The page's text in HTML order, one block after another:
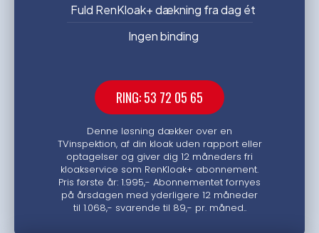
Fuld RenKloak+ dækning fra dag ét
Ingen binding
RING: 53 72 05 65
Denne løsning dækker over en
TVinspektion, af din kloak uden rapport eller
optagelser og giver dig 12 måneders fri
kloakservice som RenKloak+ abonnement.
Pris første år: 1.995,- Abonnementet fornyes
på årsdagen med yderligere 12 måneder
til 1.068,- svarende til 89,- pr. måned..